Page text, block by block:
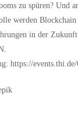
zu spüren? Und
werden Blockchain
in der Zukunft
https://